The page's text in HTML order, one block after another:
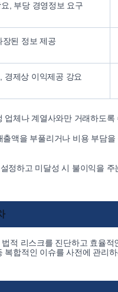
, 부당 경영정보 요구
장된 정보 제공
경제상 이익제공 강요
업체나 계열사와만 거래하도
출액을 부풀리거나 비용 부담
정하고 미달성 시 불이익을
적 리스크를 진단하고 효율
합적인 이슈를 사전에 관리